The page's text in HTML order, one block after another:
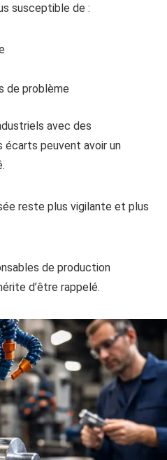
susceptible de :
de problème
avec des
écarts peuvent avoir un
reste plus vigilante et plus
de production
d’être rappelé.